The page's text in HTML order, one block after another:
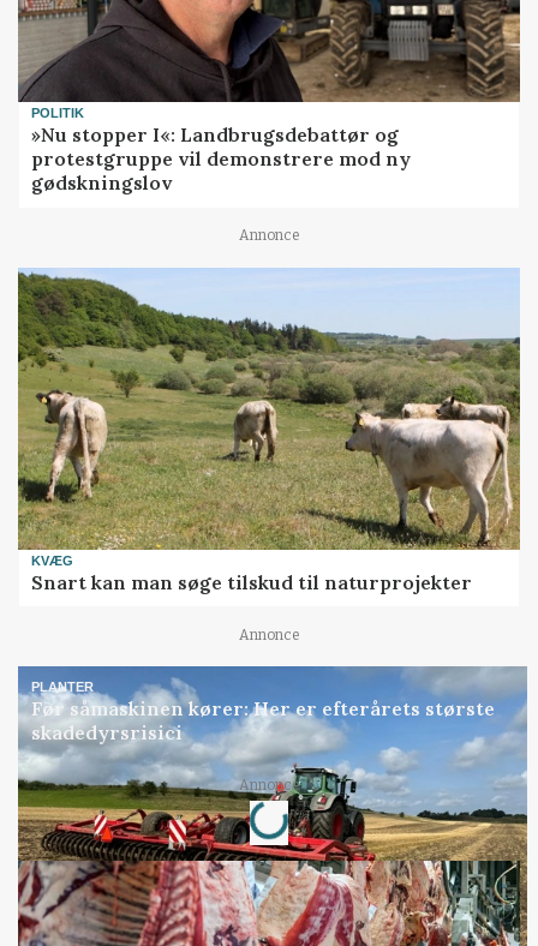
POLITIK
»Nu stopper I«: Landbrugsdebattør og
protestgruppe vil demonstrere mod ny
gødskningslov
Annonce
KVÆG
Snart kan man søge tilskud til naturprojekter
Annonce
PLANTER
Før såmaskinen kører: Her er efterårets største
skadedyrsrisici
Annonce
Loading...